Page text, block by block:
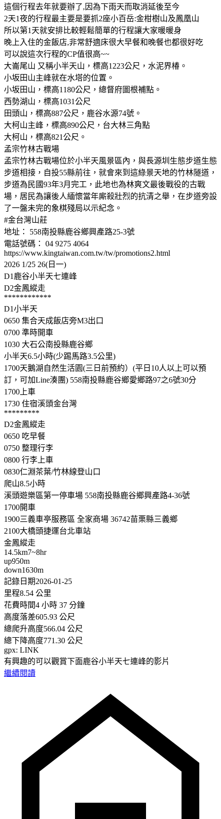
這個行程去年就要辦了,因為下雨天而取消延後至今
2天1夜的行程最主要是要抓2座小百岳:金柑樹山及鳳凰山
所以第1天就安排比較輕鬆簡單的行程讓大家暖暖身
晚上入住的金飯店,非常舒適床很大早餐和晚餐也都很好吃
可以說這次行程的CP值很高~~
大崙尾山 又稱小半天山，標高1223公尺，水泥界椿。
小坂田山主峰就在水塔的位置。
小坂田山，標高1180公尺，總督府圖根補點。
西勢湖山，標高1031公尺
田頭山，標高887公尺，鹿谷水源74號。
大柯山主峰，標高890公尺，台大林三角點
大柯山，標高821公尺。
孟宗竹林古戰場
孟宗竹林古戰場位於小半天風景區內，與長源圳生態步道生態
步道相接，自投55縣前往，就會來到這綠景天地的竹林隧道，
步道為民國93年3月完工，此地也為林爽文最後戰役的古戰
場，居民為讓後人緬懷當年廝殺壯烈的抗清之舉，在步道旁設
了一盤未完的象棋殘局以示紀念。
#金台灣山莊
地址： 558南投縣鹿谷鄉興產路25-3號
電話號碼： 04 9275 4064
https://www.kingtaiwan.com.tw/tw/promotions2.html
2026 1/25 26(日一)
D1鹿谷小半天七連峰
D2金鳳縱走
************
D1小半天
0650 集合天成飯店旁M3出口
0700 準時開車
1030 大石公南投縣鹿谷鄉
小半天6.5小時(少踢馬路3.5公里)
1700天鵝湖自然生活園(三日前預約）(平日10人以上可以預
訂，可加Line湊團) 558南投縣鹿谷鄉愛鄉路97之6號30分
1700上車
1730 住宿溪頭金台灣
*********
D2金鳳縱走
0650 吃早餐
0750 整理行李
0800 行李上車
0830仁淵茶葉/竹林線登山口
爬山8.5小時
溪頭遊樂區第一停車場 558南投縣鹿谷鄉興產路4-36號
1700開車
1900三義車亭服務區 全家商場 36742苗栗縣三義鄉
2100大橋頭捷運台北車站
金鳳縱走
14.5km7~8hr
up950m
down1630m
記錄日期2026-01-25
里程8.54 公里
花費時間4 小時 37 分鐘
高度落差605.93 公尺
總爬升高度566.04 公尺
總下降高度771.30 公尺
gpx: LINK
有興趣的可以觀賞下面鹿谷小半天七連峰的影片
繼續閱讀